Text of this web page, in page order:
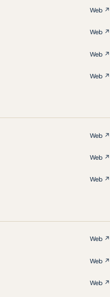
Web ↗
Web ↗
Web ↗
Web ↗
Web ↗
Web ↗
Web ↗
Web ↗
Web ↗
Web ↗